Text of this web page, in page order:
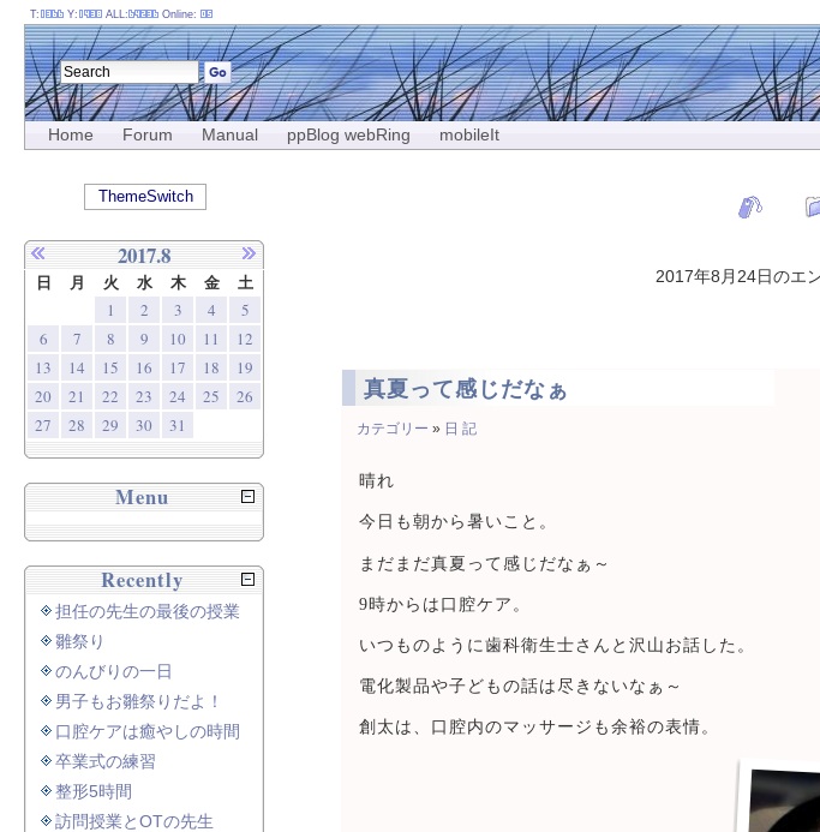
Home Forum Manual ppBlog webRing mobileIt
2017年8月24日のエ
真夏って感じだなぁ
カテゴリー » 日 記
晴れ
今日も朝から暑いこと。
まだまだ真夏って感じだなぁ～
9時からは口腔ケア。
いつものように歯科衛生士さんと沢山お話した。
電化製品や子どもの話は尽きないなぁ～
創太は、口腔内のマッサージも余裕の表情。
T: Y: ALL: Online:
ThemeSwitch
2017.8
日 月 火 水 木 金 土
1 2 3 4
5
6
7 8 9 10 11
12
13
14 15 16 17 18
19
20
21 22 23 24 25
26
27
28 29 30 31
Menu
Recently
担任の先生の最後の授業
雛祭り
のんびりの一日
男子もお雛祭りだよ！
口腔ケアは癒やしの時間
卒業式の練習
整形5時間
訪問授業とOTの先生